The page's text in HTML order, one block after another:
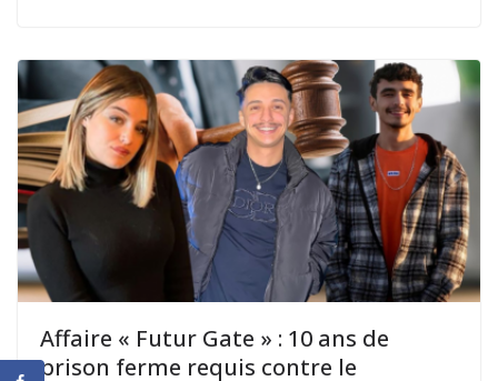
Affaire « Futur Gate » : 10 ans de
prison ferme requis contre le